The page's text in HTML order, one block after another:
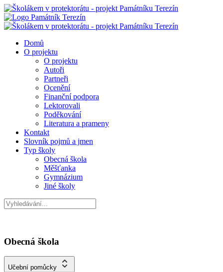
Domů
O projektu
O projektu
Autoři
Partneři
Ocenění
Finanční podpora
Lektorovali
Poděkování
Literatura a prameny
Kontakt
Slovník pojmů a jmen
Typ školy
Obecná škola
Měšťanka
Gymnázium
Jiné školy
Obecná škola
Učební pomůcky